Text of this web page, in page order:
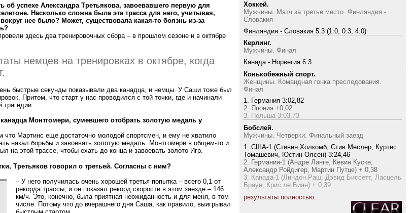
об успехе Александра Третьякова, завоевавшего первую для
Насколько сложна была эта трасса для него, учитывая,
нее было? Может, существовала какая-то боязнь из-за
здесь два тренировочных сбора – в прошлом сезоне и в октябре
немцев на тренировках в октябре, когда
быстрые секунды показывали два канадца, и немцы. У Саши тоже был
Притом, что старт у нас проводился с той точки, где и начинали
Монтгомери, сумевшего отобрать золотую медаль у
что Мартинс еще достаточно молодой спортсмен, и ему не хватило
накал борьбы и завоевать золотую медаль. Монтгомери в общем-то и
на этой трассе, чтобы ехать до конца и завоевать золото Игр.
Третьяков говорил о третьей. Согласны с ним?
– У него получилась очень хорошей третья попытка – всего 0,1 от
рекорда трассы, и он показал рекорд скорости в этом заезде – 146
км/ч. Это, конечно, была приятная неожиданность и для меня, в том
числе. Потому что до вчерашнего дня Саша, как правило, выигрывал
Хоккей.
Мужчины. Матч за третье место. Финляндия -
Словакия
Финляндия - Словакия 5:3 (1:0, 0:3, 4:0)
Керлинг.
Мужчины. Финал
Канада - Норвегия 6:3
Конькобежный спорт.
Женщины. Командная гонка преследования.
Финал
1. Германия 3:02,82
2. Япония +0,02
3. Польша 3:03,73
Бобслей.
Мужчины. Четверки. Финальный заезд
1. США-1 (Стивен Холкомб, Стив Меслер, Куртис
Томашевич, Юстин Олсен) 3:24,46
2. Германия-1 (Андре Ланге, Кевин Куске,
Александр Ройдигер, Мартин Путце) + 0,38
3. Канада-1 (Линдон Раш, Дэвид Биссетт, Ласцель
Браун, Крис ле Биан) + 0,39
результаты полностью...